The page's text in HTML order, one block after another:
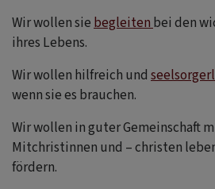
Wir wollen sie begleiten bei den
ihres Lebens.
Wir wollen hilfreich und
wenn sie es brauchen.
Wir wollen in guter Gemeinschaft
Mitchristinnen und – christen
fördern.